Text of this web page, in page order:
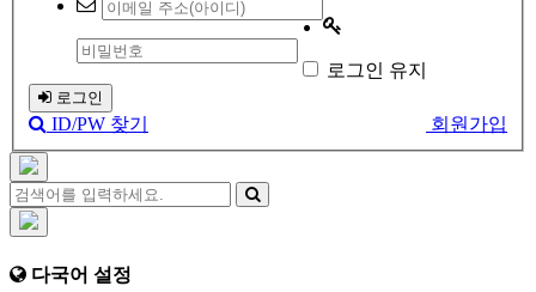
로그인 유지
로그인
회원가입
ID/PW 찾기
다국어 설정